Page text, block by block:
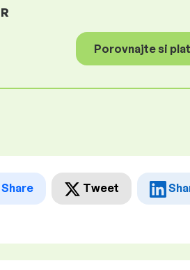
Porovnajte si
Share Tweet